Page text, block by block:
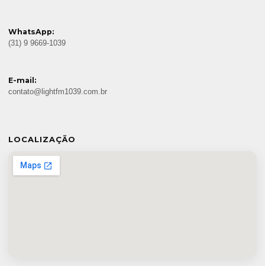
WhatsApp:
(31) 9 9669-1039
E-mail:
contato@lightfm1039.com.br
LOCALIZAÇÃO